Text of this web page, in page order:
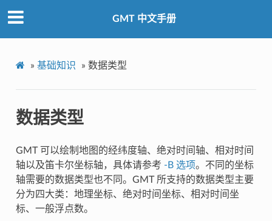
GMT 中文手册
» 基础知识 » 数据类型
数据类型
GMT 可以绘制地图的经纬度轴、绝对时间轴、相对时间
轴以及笛卡尔坐标轴，具体请参考 -B 选项。不同的坐标
轴需要的数据类型也不同。GMT 所支持的数据类型主要
分为四大类：地理坐标、绝对时间坐标、相对时间坐
标、一般浮点数。